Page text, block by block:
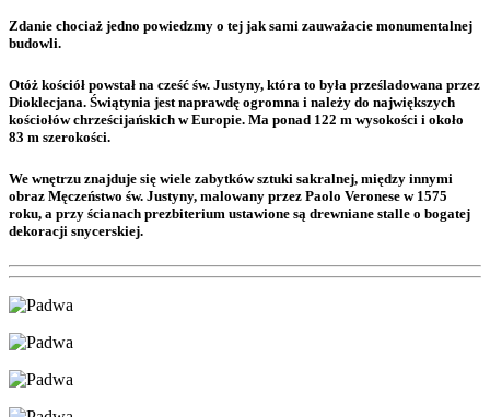
Zdanie chociaż jedno powiedzmy o tej jak sami zauważacie monumentalnej
budowli.
Otóż kościół powstał na cześć św. Justyny, która to była prześladowana przez
Dioklecjana. Świątynia jest naprawdę ogromna i należy do największych
kościołów chrześcijańskich w Europie. Ma ponad 122 m wysokości i około
83 m szerokości.
We wnętrzu znajduje się wiele zabytków sztuki sakralnej, między innymi
obraz Męczeństwo św. Justyny, malowany przez Paolo Veronese w 1575
roku, a przy ścianach prezbiterium ustawione są drewniane stalle o bogatej
dekoracji snycerskiej.